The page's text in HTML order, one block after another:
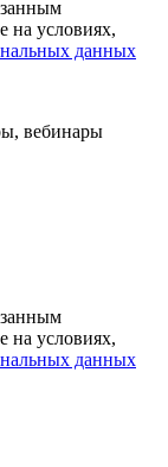
на условиях,
данных
вебинары
на условиях,
данных